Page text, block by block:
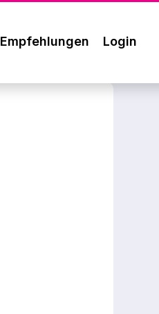
Empfehlungen Login